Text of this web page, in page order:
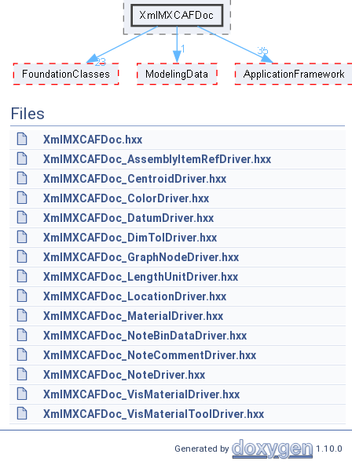
Files
XmlMXCAFDoc.hxx
XmlMXCAFDoc_AssemblyItemRefDriver.hxx
XmlMXCAFDoc_CentroidDriver.hxx
XmlMXCAFDoc_ColorDriver.hxx
XmlMXCAFDoc_DatumDriver.hxx
XmlMXCAFDoc_DimTolDriver.hxx
XmlMXCAFDoc_GraphNodeDriver.hxx
XmlMXCAFDoc_LengthUnitDriver.hxx
XmlMXCAFDoc_LocationDriver.hxx
XmlMXCAFDoc_MaterialDriver.hxx
XmlMXCAFDoc_NoteBinDataDriver.hxx
XmlMXCAFDoc_NoteCommentDriver.hxx
XmlMXCAFDoc_NoteDriver.hxx
XmlMXCAFDoc_VisMaterialDriver.hxx
XmlMXCAFDoc_VisMaterialToolDriver.hxx
Generated by 1.10.0